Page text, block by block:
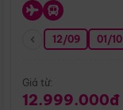
12/09 01/10
Giá từ:
12.999.000đ